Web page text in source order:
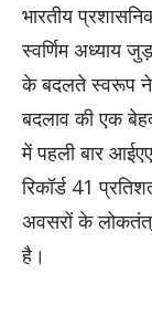
भारतीय
स्वर्णिम अध्याय
के बदलते स्वरूप ने
बदलाव की एक
में पहली बार
रिकॉर्ड 41
अवसरों के
है।